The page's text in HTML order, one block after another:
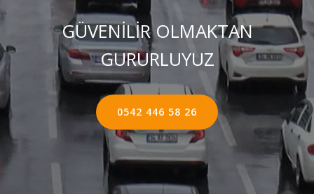
GÜVENİLİR OLMAKTAN
GURURLUYUZ
0542 446 58 26